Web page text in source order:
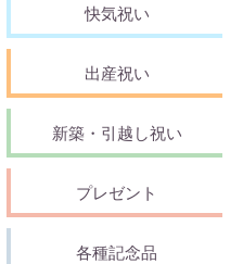
快気祝い
出産祝い
新築・引越し祝い
プレゼント
各種記念品